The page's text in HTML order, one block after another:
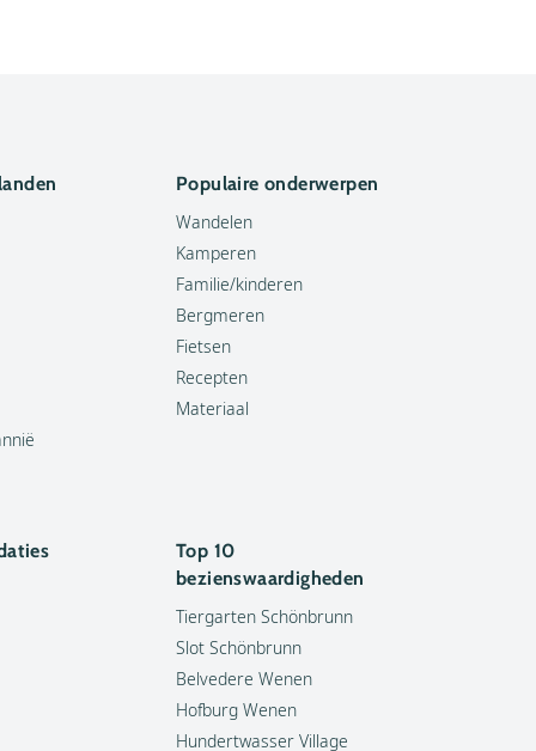
Populaire onderwerpen
Wandelen
Kamperen
Familie/kinderen
Bergmeren
Fietsen
Recepten
Materiaal
Top 10
bezienswaardigheden
Tiergarten Schönbrunn
Slot Schönbrunn
Belvedere Wenen
Hofburg Wenen
Hundertwasser Village